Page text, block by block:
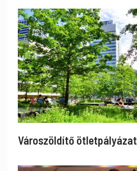
Városzöldítő ötletpályázat